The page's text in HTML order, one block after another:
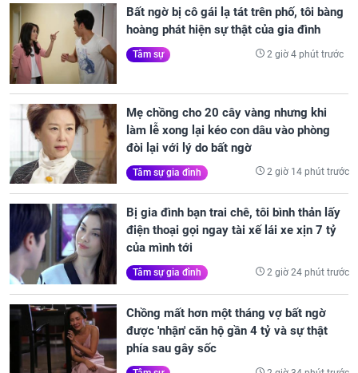
Bất ngờ bị cô gái lạ tát trên phố, tôi bàng
hoàng phát hiện sự thật của gia đình
Tâm sự 2 giờ 4 phút trước
Mẹ chồng cho 20 cây vàng nhưng khi
làm lễ xong lại kéo con dâu vào phòng
đòi lại với lý do bất ngờ
Tâm sự gia đình 2 giờ 14 phút trước
Bị gia đình bạn trai chê, tôi bình thản lấy
điện thoại gọi ngay tài xế lái xe xịn 7 tỷ
của mình tới
Tâm sự gia đình 2 giờ 24 phút trước
Chồng mất hơn một tháng vợ bất ngờ
được 'nhận' căn hộ gần 4 tỷ và sự thật
phía sau gây sốc